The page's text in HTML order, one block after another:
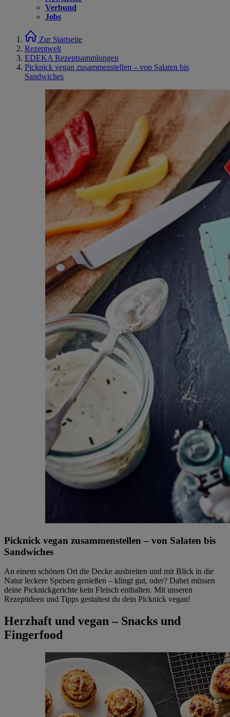
Verbund
Jobs
Zur Startseite
Rezeptwelt
EDEKA Rezeptsammlungen
Picknick vegan zusammenstellen – von Salaten bis
Sandwiches
Picknick vegan zusammenstellen – von Salaten bis
Sandwiches
An einem schönen Ort die Decke ausbreiten und mit Blick in die
Natur leckere Speisen genießen – klingt gut, oder? Dabei müssen
deine Picknickgerichte kein Fleisch enthalten. Mit unseren
Rezeptideen und Tipps gestaltest du dein Picknick vegan!
Herzhaft und vegan – Snacks und
Fingerfood